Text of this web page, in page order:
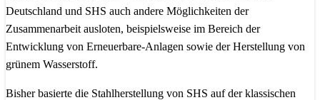
Deutschland und SHS auch andere Möglichkeiten der
Zusammenarbeit ausloten, beispielsweise im Bereich der
Entwicklung von Erneuerbare-Anlagen sowie der Herstellung von
grünem Wasserstoff.
Bisher basierte die Stahlherstellung von SHS auf der klassischen